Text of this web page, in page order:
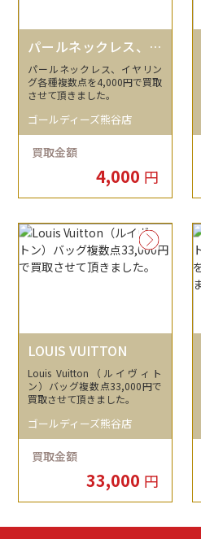
パールネックレス、イ
ヤリング
パールネックレス、イヤリン
グ各種複数点を4,000円で買取
させて頂きました。
ゴールディーズ熊谷店
買取金額
4,000 円
LOUIS VUITTON
Louis Vuitton（ルイヴィト
ン）バッグ複数点33,000円で
買取させて頂きました。
ゴールディーズ熊谷店
買取金額
33,000 円